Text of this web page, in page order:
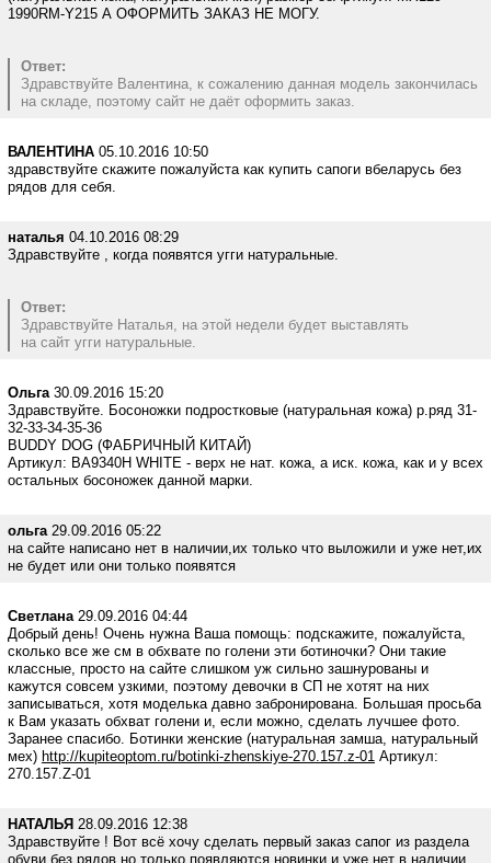
1990RM-Y215 А ОФОРМИТЬ ЗАКАЗ НЕ МОГУ.
Ответ:
Здравствуйте Валентина, к сожалению данная модель закончилась
на складе, поэтому сайт не даёт оформить заказ.
ВАЛЕНТИНА 05.10.2016 10:50
здравствуйте скажите пожалуйста как купить сапоги вбеларусь без
рядов для себя.
наталья 04.10.2016 08:29
Здравствуйте , когда появятся угги натуральные.
Ответ:
Здравствуйте Наталья, на этой недели будет выставлять
на сайт угги натуральные.
Ольга30.09.2016 15:20
Здравствуйте. Босоножки подростковые (натуральная кожа) р.ряд 31-
32-33-34-35-36
BUDDY DOG (ФАБРИЧНЫЙ КИТАЙ)
Артикул: BA9340H WHITE - верх не нат. кожа, а иск. кожа, как и у всех
остальных босоножек данной марки.
ольга29.09.2016 05:22
на сайте написано нет в наличии,их только что выложили и уже нет,их
не будет или они только появятся
Светлана29.09.2016 04:44
Добрый день! Очень нужна Ваша помощь: подскажите, пожалуйста,
сколько все же см в обхвате по голени эти ботиночки? Они такие
классные, просто на сайте слишком уж сильно зашнурованы и
кажутся совсем узкими, поэтому девочки в СП не хотят на них
записываться, хотя моделька давно забронирована. Большая просьба
к Вам указать обхват голени и, если можно, сделать лучшее фото.
Заранее спасибо. Ботинки женские (натуральная замша, натуральный
мех) http://kupiteoptom.ru/botinki-zhenskiye-270.157.z-01 Артикул:
270.157.Z-01
НАТАЛЬЯ 28.09.2016 12:38
Здравствуйте ! Вот всё хочу сделать первый заказ сапог из раздела
обуви без рядов но только появляются новинки и уже нет в наличии .